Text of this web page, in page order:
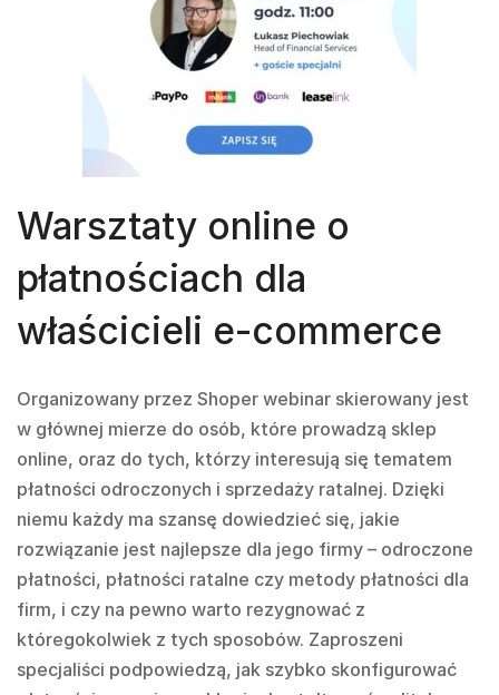
Warsztaty online o
płatnościach dla
właścicieli e-commerce
Organizowany przez Shoper webinar skierowany jest
w głównej mierze do osób, które prowadzą sklep
online, oraz do tych, którzy interesują się tematem
płatności odroczonych i sprzedaży ratalnej. Dzięki
niemu każdy ma szansę dowiedzieć się, jakie
rozwiązanie jest najlepsze dla jego firmy – odroczone
płatności, płatności ratalne czy metody płatności dla
firm, i czy na pewno warto rezygnować z
któregokolwiek z tych sposobów. Zaproszeni
specjaliści podpowiedzą, jak szybko skonfigurować